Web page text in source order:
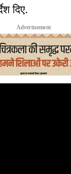
दिए.
Advertisement